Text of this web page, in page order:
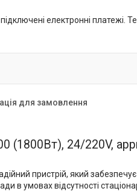
підключені електронні
для замовлення
(1800Вт), 24/220V,
пристрій, який
в умовах відсутності